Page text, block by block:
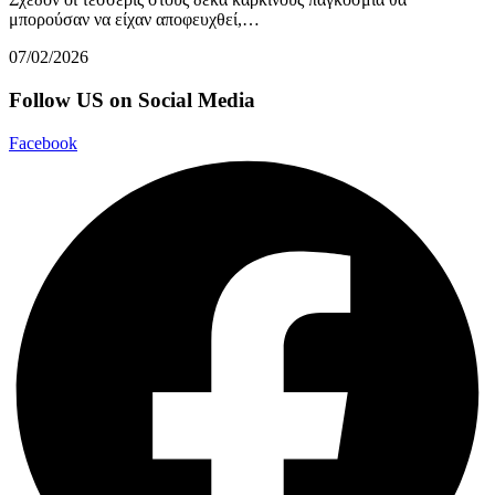
μπορούσαν να είχαν αποφευχθεί,…
07/02/2026
Follow US on Social Media
Facebook